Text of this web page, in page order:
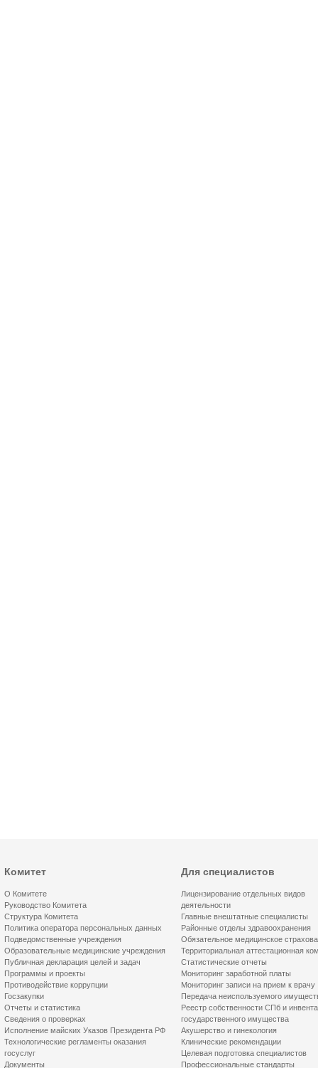
Комитет
О Комитете
Руководство Комитета
Структура Комитета
Политика оператора персональных данных
Подведомственные учреждения
Образовательные медицинские учреждения
Публичная декларация целей и задач
Программы и проекты
Противодействие коррупции
Госзакупки
Отчеты и статистика
Сведения о проверках
Исполнение майских Указов Президента РФ
Технологические регламенты оказания
госуслуг
Документы
Для специалистов
Лицензирование отдельных видов
деятельности
Главные внештатные специалисты
Районные отделы здравоохранения
Обязательное медицинское
Территориальная аттестационная
Статистические отчеты
Мониторинг заработной платы
Мониторинг записи на прием к врачу
Передача неиспользуемого
Реестр собственности СПб и
государственного имущества
Акушерство и гинекология
Клинические рекомендации
Целевая подготовка специалистов
Профессиональные стандарты